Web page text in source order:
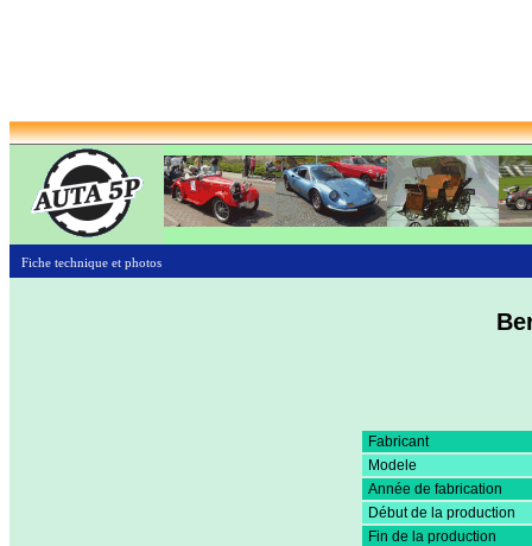
Fiche technique et photos
Fabricant
Modele
Année de fabrication
Début de la production
Fin de la production